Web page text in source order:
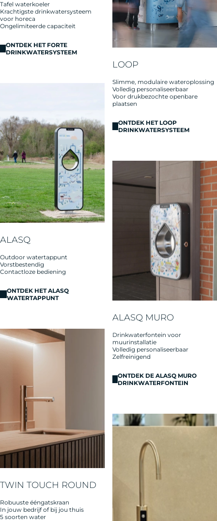
Tafel waterkoeler
Krachtigste drinkwatersysteem
voor horeca
Ongelimiteerde capaciteit​
ONTDEK HET FORTE
DRINKWATERSYSTEEM
LOOP
Slimme, modulaire wateroplossing
Volledig personaliseerbaar
Voor drukbezochte openbare
plaatsen
ONTDEK HET LOOP
DRINKWATERSYSTEEM
ALASQ
Outdoor watertappunt
Vorstbestendig
Contactloze bediening
ONTDEK HET ALASQ
WATERTAPPUNT
ALASQ MURO
Drinkwaterfontein voor
muurinstallatie
Volledig personaliseerbaar
Zelfreinigend
ONTDEK DE ALASQ MURO
DRINKWATERFONTEIN
TWIN TOUCH ROUND
Robuuste ééngatskraan
In jouw bedrijf of bij jou thuis
5 soorten water